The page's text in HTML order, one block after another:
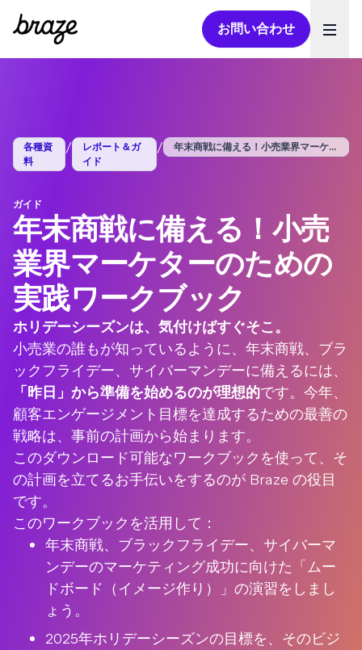
お問い合わせ
各種資
料
/
レポート＆ガ
イド
/ 年末商戦に備える！小売業界マーケターのた...
ガイド
年末商戦に備える！小売
業界マーケターのための
実践ワークブック
ホリデーシーズンは、気付けばすぐそこ。
小売業の誰もが知っているように、年末商戦、ブラ
ックフライデー、サイバーマンデーに備えるには、
「昨日」から準備を始めるのが理想的です。今年、
顧客エンゲージメント目標を達成するための最善の
戦略は、事前の計画から始まります。
このダウンロード可能なワークブックを使って、そ
の計画を立てるお手伝いをするのが Braze の役目
です。
このワークブックを活用して：
年末商戦、ブラックフライデー、サイバーマ
ンデーのマーケティング成功に向けた「ムー
ドボード（イメージ作り）」の演習をしまし
ょう。
2025年ホリデーシーズンの目標を、そのビジ